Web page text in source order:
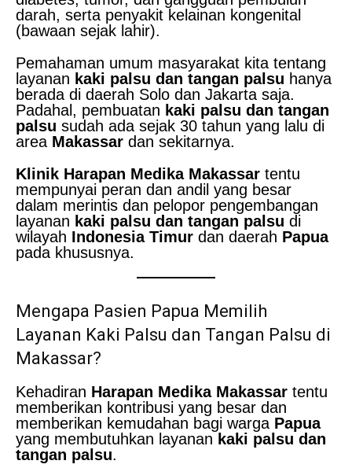
darah, serta penyakit kelainan kongenital
(bawaan sejak lahir).
Pemahaman umum masyarakat kita tentang
layanan kaki palsu dan tangan palsu hanya
berada di daerah Solo dan Jakarta saja.
Padahal, pembuatan kaki palsu dan tangan
palsu sudah ada sejak 30 tahun yang lalu di
area Makassar dan sekitarnya.
Klinik Harapan Medika Makassar tentu
mempunyai peran dan andil yang besar
dalam merintis dan pelopor pengembangan
layanan kaki palsu dan tangan palsu di
wilayah Indonesia Timur dan daerah Papua
pada khususnya.
Mengapa Pasien Papua Memilih
Layanan Kaki Palsu dan Tangan Palsu di
Makassar?
Kehadiran Harapan Medika Makassar tentu
memberikan kontribusi yang besar dan
memberikan kemudahan bagi warga Papua
yang membutuhkan layanan kaki palsu dan
tangan palsu.